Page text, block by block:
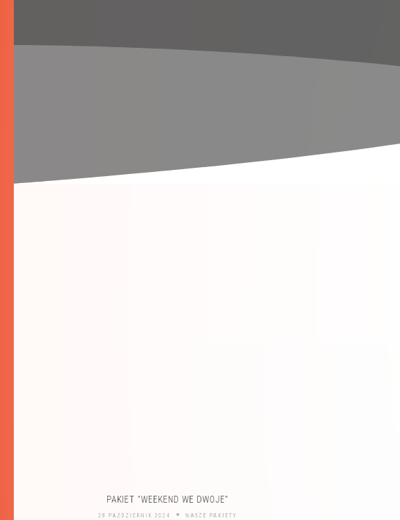
PAKIET "WEEKEND WE DWOJE"
28 PAŹDZIERNIK 2024 NASZE PAKIETY